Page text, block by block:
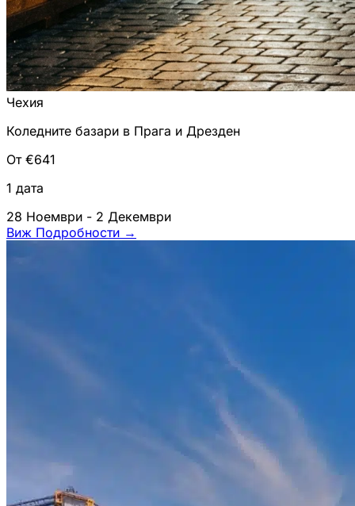
Чехия
Коледните базари в Прага и Дрезден
От €641
1 дата
28 Ноември - 2 Декември
Виж Подробности →